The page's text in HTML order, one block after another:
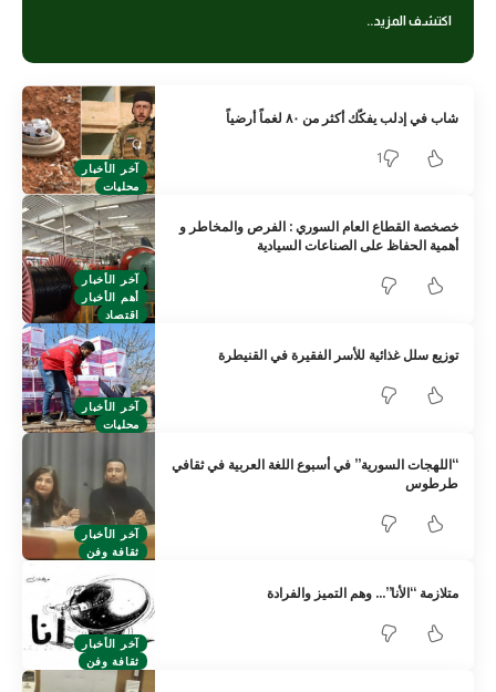
اكتشف المزيد..
آخر الأخبار
محليات
شاب في إدلب يفكّك أكثر من ٨٠ لغماً أرضياً
1
آخر الأخبار
أهم الأخبار
اقتصاد
خصخصة القطاع العام السوري : الفرص والمخاطر و
أهمية الحفاظ على الصناعات السيادية
آخر الأخبار
محليات
توزيع سلل غذائية للأسر الفقيرة في القنيطرة
آخر الأخبار
ثقافة وفن
“اللهجات السورية” في أسبوع اللغة العربية في ثقافي
طرطوس
آخر الأخبار
ثقافة وفن
متلازمة “الأنا”… وهم التميز والفرادة